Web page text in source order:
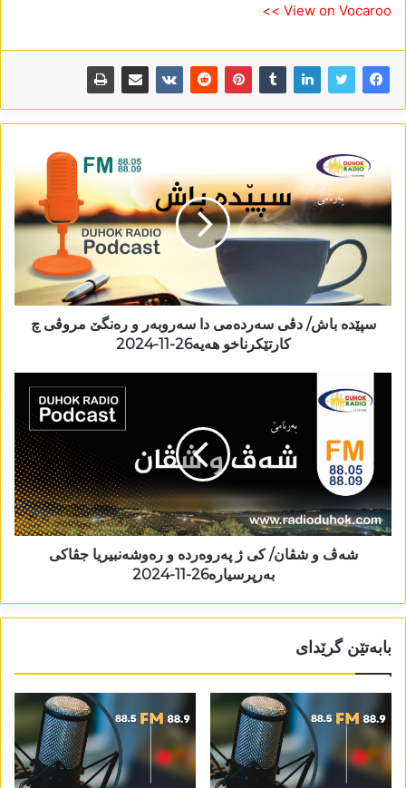
View on Vocaroo >>
سپێدە باش/ دڤی سەردەمی دا سەروبەر و رەنگێ مروڤی چ
کارتێکرناخو ھەیە26-11-2024
شەڤ و شڤان/ کی ژ پەروەردە و رەوشەنبیریا جڤاکی
بەرپرسیارە26-11-2024
بابەتێن گرێدای